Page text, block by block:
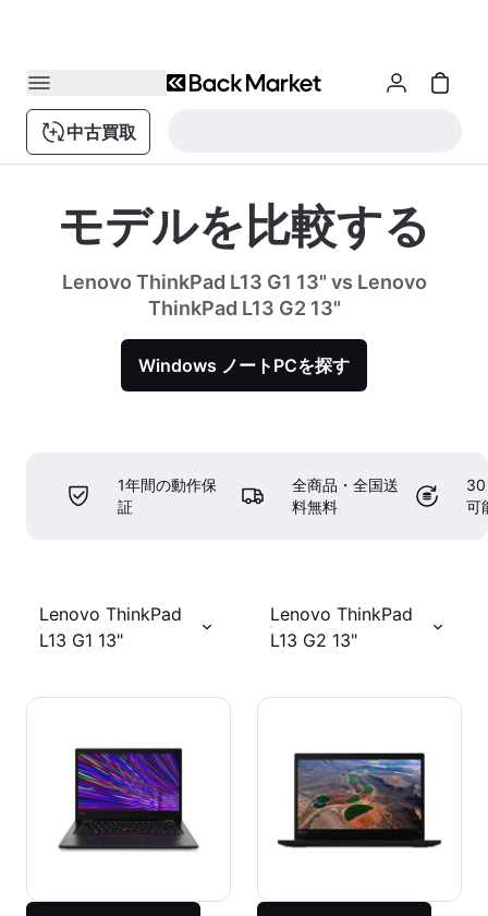
中古買取
モデルを比較する
Lenovo ThinkPad L13 G1 13" vs Lenovo
ThinkPad L13 G2 13"
Windows ノートPCを探す
1年間の動作保
証
全商品・全国送
料無料
30
可
Lenovo ThinkPad
L13 G1 13"
Lenovo ThinkPad
L13 G2 13"